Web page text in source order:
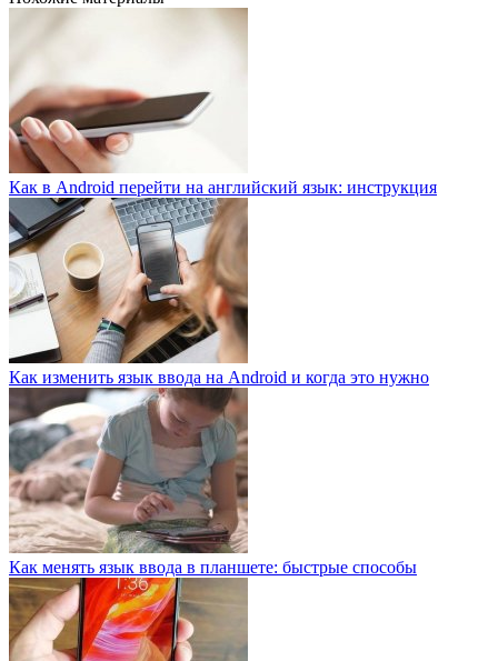
Как в Android перейти на английский язык: инструкция
Как изменить язык ввода на Android и когда это нужно
Как менять язык ввода в планшете: быстрые способы